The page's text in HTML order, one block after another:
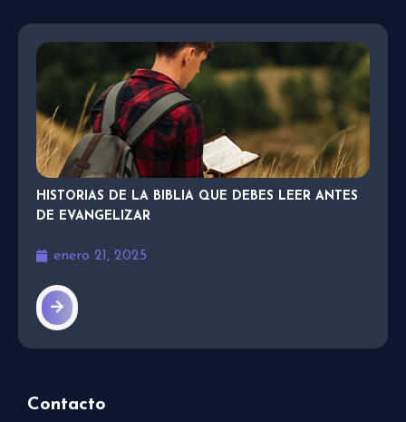
HISTORIAS DE LA BIBLIA QUE DEBES LEER ANTES
DE EVANGELIZAR
enero 21, 2025
Contacto